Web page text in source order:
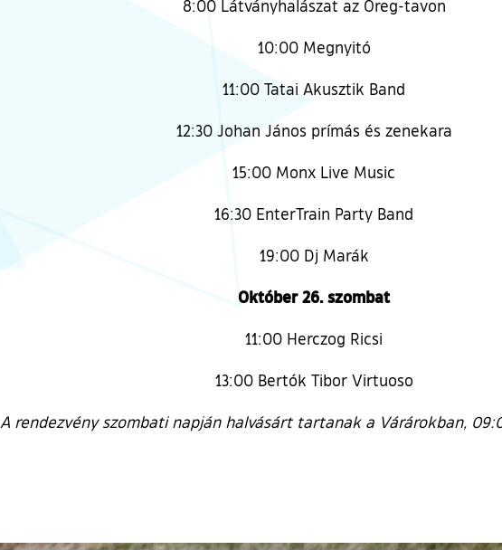
8:00 Látványhalászat az Öreg-tavon
10:00 Megnyitó
11:00 Tatai Akusztik Band
12:30 Johan János prímás és zenekara
15:00 Monx Live Music
16:30 EnterTrain Party Band
19:00 Dj Marák
Október 26. szombat
11:00 Herczog Ricsi
13:00 Bertók Tibor Virtuoso
A rendezvény szombati napján halvásárt tartanak a Várárokban,